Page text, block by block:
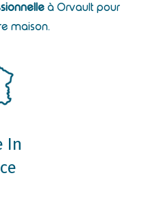
à Orvault pour
maison.
In